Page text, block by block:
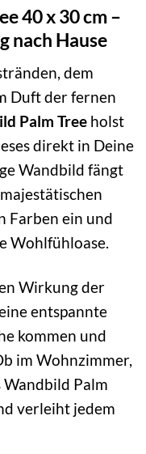
40 x 30 cm –
nach Hause
dem
Duft der fernen
Palm Tree holst
direkt in Deine
Wandbild fängt
Farben ein und
Wohlfühloase.
Wirkung der
entspannte
kommen und
im Wohnzimmer,
Palm
verleiht jedem